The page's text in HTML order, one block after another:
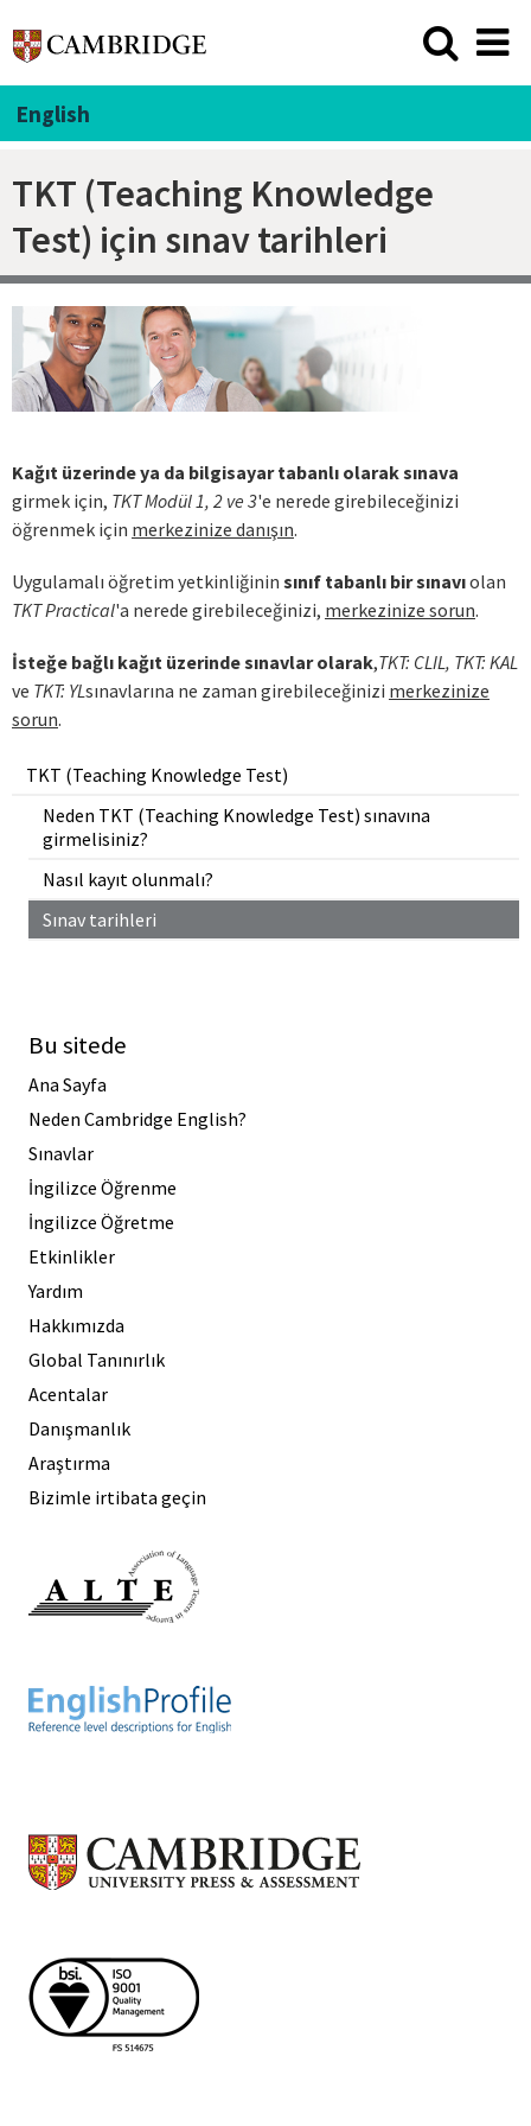
English
TKT (Teaching Knowledge
Test) için sınav tarihleri
TKT (Teaching Knowledge Test)
Neden TKT (Teaching Knowledge Test) sınavına
girmelisiniz?
Nasıl kayıt olunmalı?
Sınav tarihleri
Kağıt üzerinde ya da bilgisayar tabanlı olarak sınava
girmek için, TKT Modül 1, 2 ve 3'e nerede girebileceğinizi
öğrenmek için merkezinize danışın.
Uygulamalı öğretim yetkinliğinin sınıf tabanlı bir sınavıolan
TKT Practical'a nerede girebileceğinizi, merkezinize sorun.
İsteğe bağlı kağıt üzerinde sınavlar olarak,TKT: CLIL, TKT: KAL
ve TKT: YLsınavlarına ne zaman girebileceğinizi merkezinize
sorun.
Bu sitede
Ana Sayfa
Neden Cambridge English?
Sınavlar
İngilizce Öğrenme
İngilizce Öğretme
Etkinlikler
Yardım
Hakkımızda
Global Tanınırlık
Acentalar
Danışmanlık
Araştırma
Bizimle irtibata geçin